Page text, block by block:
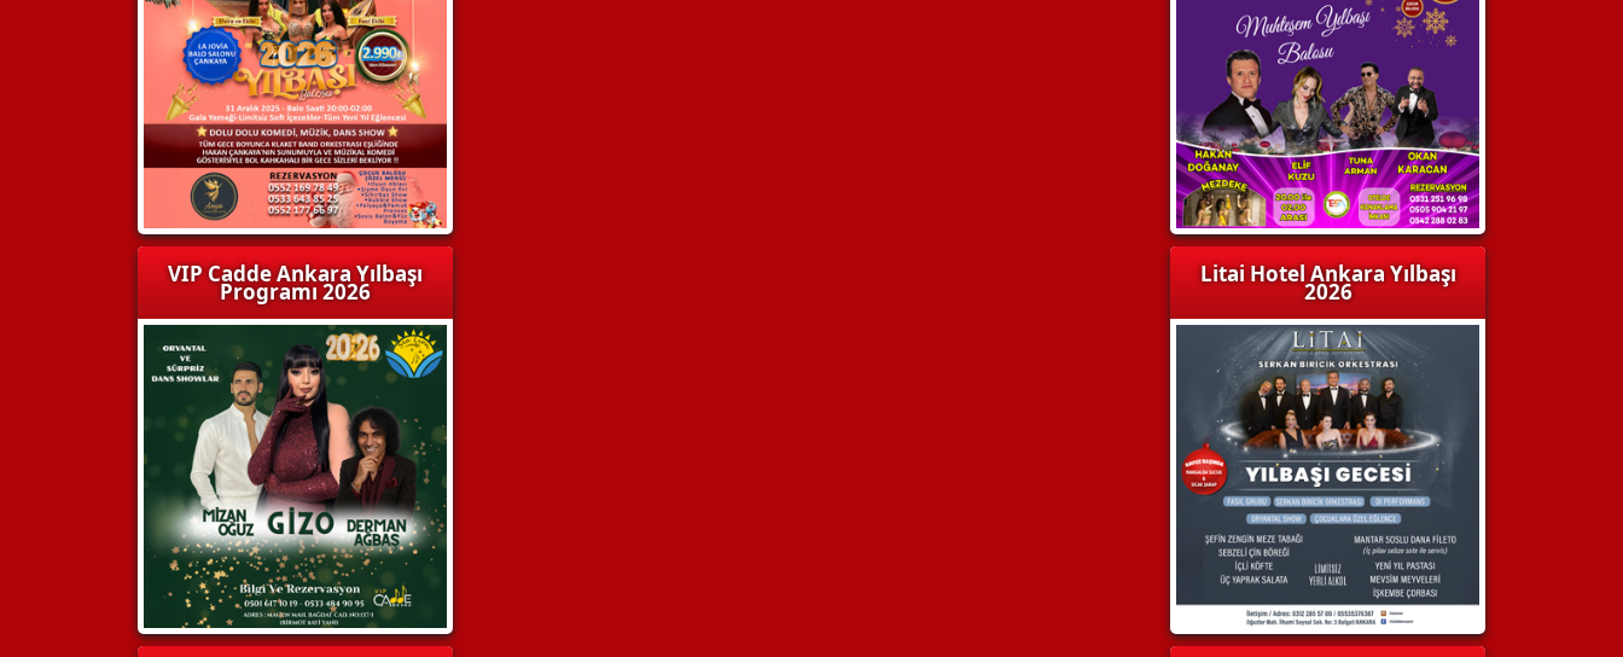
VIP Cadde Ankara Yılbaşı
Programı 2026
Litai Hotel Ankara Yılbaşı
2026